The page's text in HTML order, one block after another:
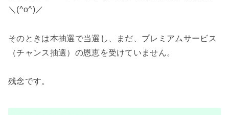
＼(^o^)／
そのときは本抽選で当選し、まだ、プレミアムサービス
（チャンス抽選）の恩恵を受けていません。
残念です。